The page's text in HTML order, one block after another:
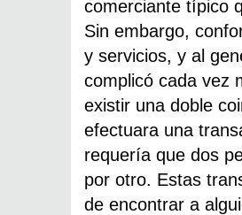
comerciante típico
Sin embargo,
y servicios, y al
complicó cada vez
existir una doble
efectuara una
requería que dos
por otro. Estas
de encontrar a